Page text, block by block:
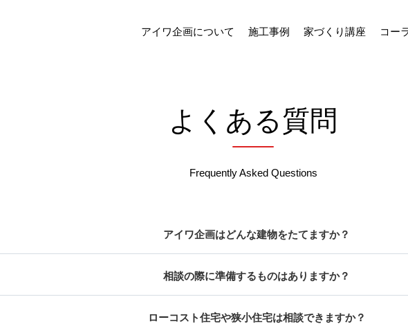
アイワ企画について 施工事例 家づくり講座 コー
よくある質問
Frequently Asked Questions
アイワ企画はどんな建物をたてますか？
相談の際に準備するものはありますか？
ローコスト住宅や狭小住宅は相談できますか？